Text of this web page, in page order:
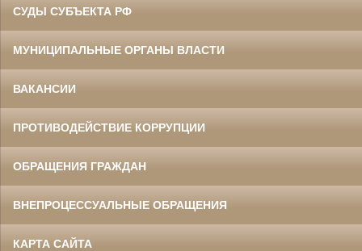
СУДЫ СУБЪЕКТА РФ
МУНИЦИПАЛЬНЫЕ ОРГАНЫ ВЛАСТИ
ВАКАНСИИ
ПРОТИВОДЕЙСТВИЕ КОРРУПЦИИ
ОБРАЩЕНИЯ ГРАЖДАН
ВНЕПРОЦЕССУАЛЬНЫЕ ОБРАЩЕНИЯ
КАРТА САЙТА